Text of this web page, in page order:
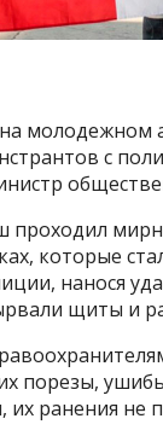
с
которые
нанося
щиты и
порезы,
их ранения не